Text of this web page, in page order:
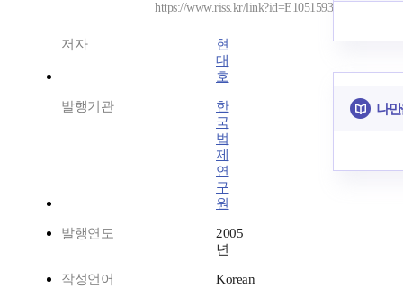
https://www.riss.kr/link?id=E1051593
저자
현
대
호
발행기관
한
국
법
제
연
구
원
발행연도
2005
년
작성언어 Korean
나